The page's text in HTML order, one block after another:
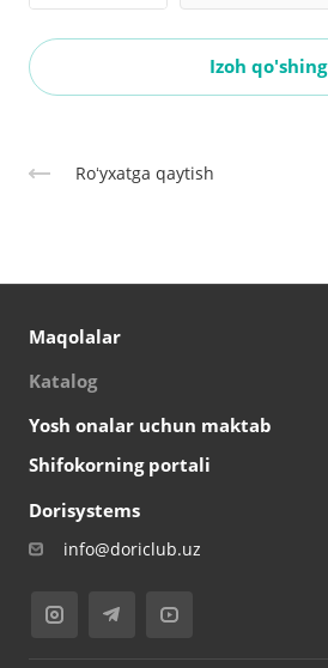
Izoh qo'shing
Roʻyxatga qaytish
Maqolalar
Katalog
Yosh onalar uchun maktab
Shifokorning portali
Dorisystems
info@doriclub.uz